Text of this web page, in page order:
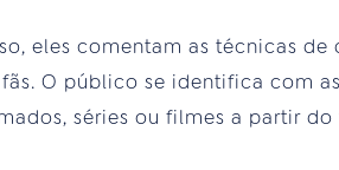
eles comentam as técnicas
O público se identifica com
séries ou filmes a partir do